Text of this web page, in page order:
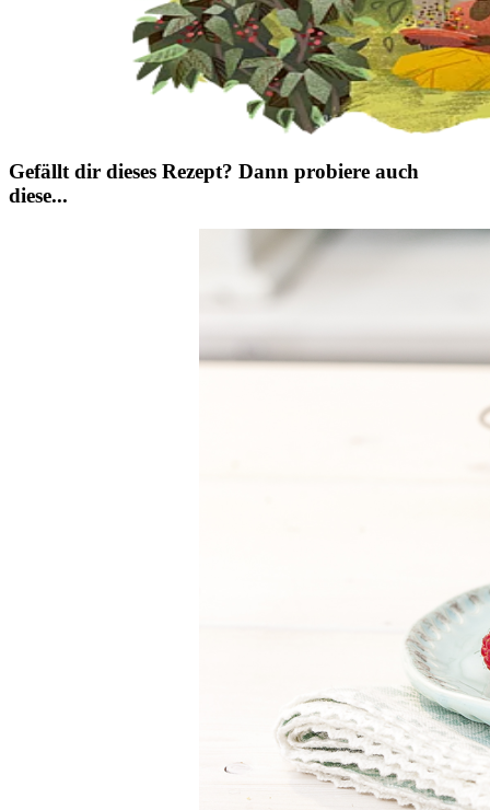
Gefällt dir dieses Rezept? Dann probiere auch
diese...